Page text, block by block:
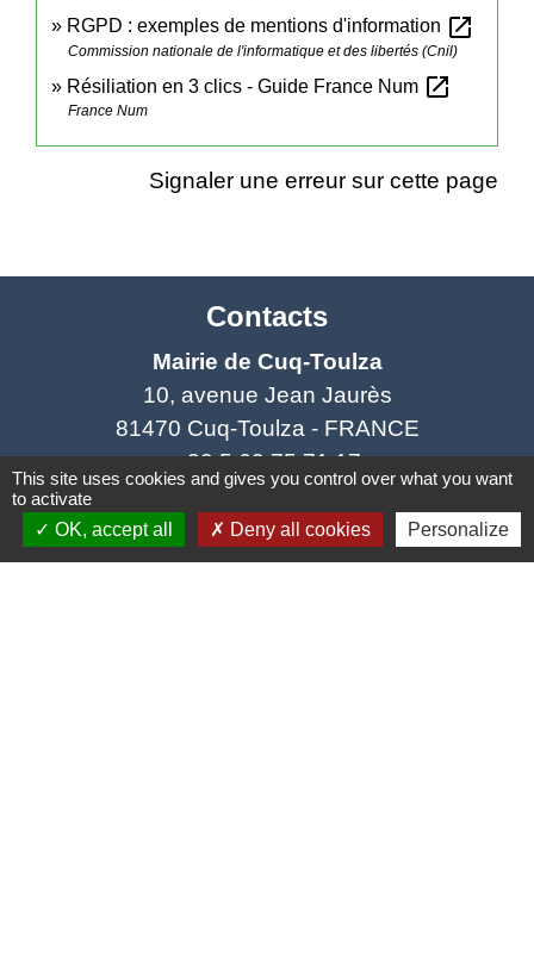
RGPD : exemples de mentions d'information open_in_new
Commission nationale de l'informatique et des libertés (Cnil)
Résiliation en 3 clics - Guide France Num open_in_new
France Num
Signaler une erreur sur cette page
Contacts
Mairie de Cuq-Toulza
10, avenue Jean Jaurès
81470 Cuq-Toulza - FRANCE
+33 5 63 75 71 17
Horaires d'ouverture du secrétariat
This site uses cookies and gives you control over what you want
to activate
OK, accept all
Deny all cookies Personalize